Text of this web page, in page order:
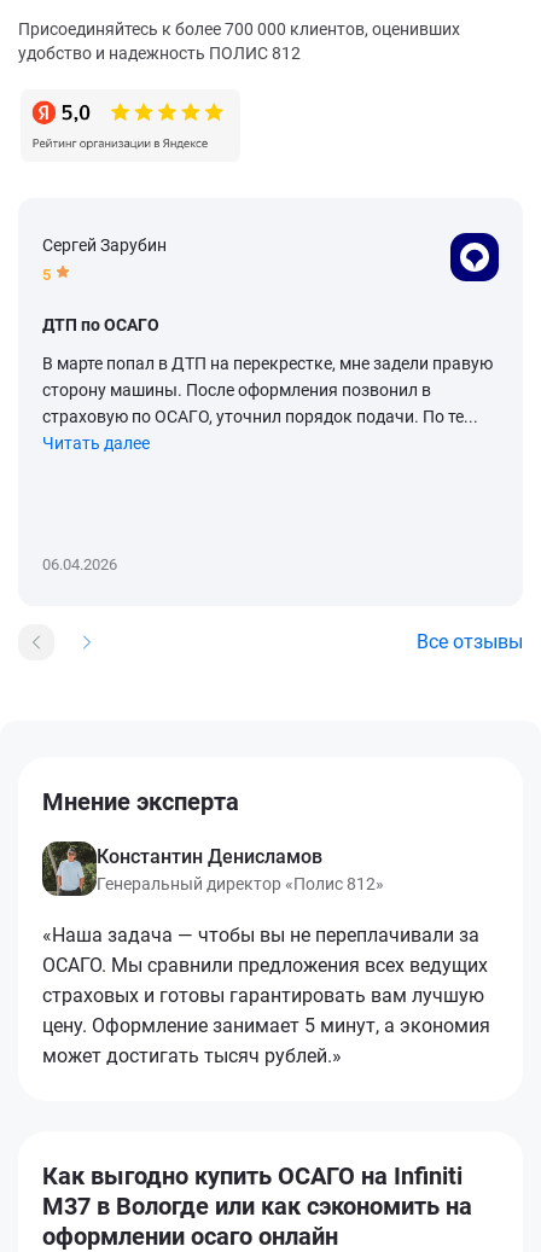
Присоединяйтесь к более 700 000 клиентов, оценивших
удобство и надежность ПОЛИС 812
Сергей Зарубин
5
ДТП по ОСАГО
В марте попал в ДТП на перекрестке, мне задели правую
сторону машины. После оформления позвонил в
страховую по ОСАГО, уточнил порядок подачи. По те...
Читать далее
06.04.2026
Все отзывы
Мнение эксперта
Константин Денисламов
Генеральный директор «Полис 812»
«Наша задача — чтобы вы не переплачивали за
ОСАГО. Мы сравнили предложения всех ведущих
страховых и готовы гарантировать вам лучшую
цену. Оформление занимает 5 минут, а экономия
может достигать тысяч рублей.»
Как выгодно купить ОСАГО на Infiniti
M37 в Вологде или как сэкономить на
оформлении осаго онлайн